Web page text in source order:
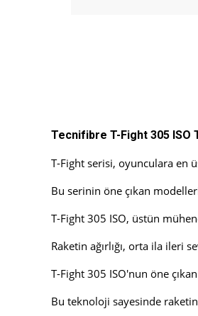
Tecnifibre T-Fight 305 ISO
T-Fight serisi, oyunculara en
Bu serinin öne çıkan
T-Fight 305 ISO, üstün
Raketin ağırlığı, orta ila ileri
T-Fight 305 ISO'nun öne
Bu teknoloji sayesinde